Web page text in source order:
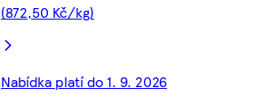
(872,50 Kč/kg)
Nabídka platí do 1. 9. 2026